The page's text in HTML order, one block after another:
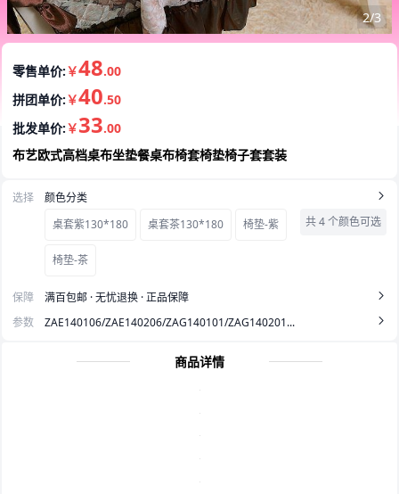
2/3
零售单价:￥48.00
拼团单价:￥40.50
批发单价:￥33.00
布艺欧式高档桌布坐垫餐桌布椅套椅垫椅子套套装
选择
颜色分类
桌套紫130*180
桌套茶130*180 椅垫-紫
椅垫-茶
共 4 个颜色可选
保障
满百包邮 · 无忧退换 · 正品保障
参数
ZAE140106/ZAE140206/ZAG140101/ZAG140201...
商品详情